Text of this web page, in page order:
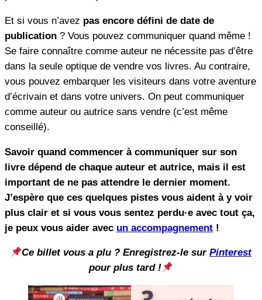
Et si vous n’avez pas encore défini de date de
publication ? Vous pouvez communiquer quand même !
Se faire connaître comme auteur ne nécessite pas d’être
dans la seule optique de vendre vos livres. Au contraire,
vous pouvez embarquer les visiteurs dans votre aventure
d’écrivain et dans votre univers. On peut communiquer
comme auteur ou autrice sans vendre (c’est même
conseillé).
Savoir quand commencer à communiquer sur son
livre dépend de chaque auteur et autrice, mais il est
important de ne pas attendre le dernier moment.
J’espère que ces quelques pistes vous aident à y voir
plus clair et si vous vous sentez perdu·e avec tout ça,
je peux vous aider avec un accompagnement !
Ce billet vous a plu ? Enregistrez-le surPinterest
pour plus tard !